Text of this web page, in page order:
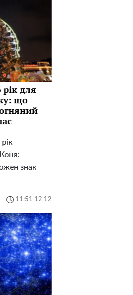
для
що
знак
11:51 12.12